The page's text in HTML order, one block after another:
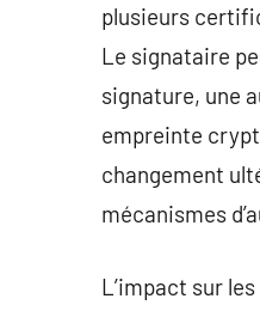
plusieurs
Le signataire
signature, une
empreinte
changement
mécanismes
L’impact sur